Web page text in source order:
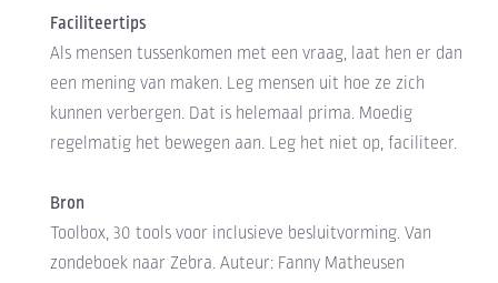
Faciliteertips
Als mensen tussenkomen met een vraag, laat hen er dan
een mening van maken. Leg mensen uit hoe ze zich
kunnen verbergen. Dat is helemaal prima. Moedig
regelmatig het bewegen aan. Leg het niet op, faciliteer.
Bron
Toolbox, 30 tools voor inclusieve besluitvorming. Van
zondeboek naar Zebra. Auteur: Fanny Matheusen